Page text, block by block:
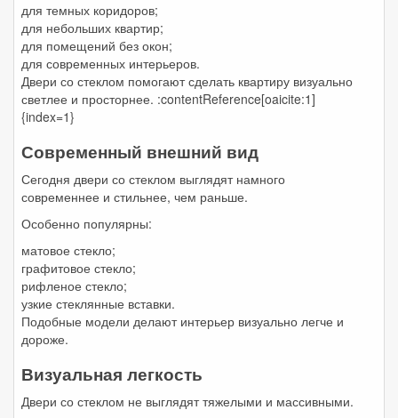
для темных коридоров;
для небольших квартир;
для помещений без окон;
для современных интерьеров.
Двери со стеклом помогают сделать квартиру визуально
светлее и просторнее. :contentReference[oaicite:1]
{index=1}
Современный внешний вид
Сегодня двери со стеклом выглядят намного
современнее и стильнее, чем раньше.
Особенно популярны:
матовое стекло;
графитовое стекло;
рифленое стекло;
узкие стеклянные вставки.
Подобные модели делают интерьер визуально легче и
дороже.
Визуальная легкость
Двери со стеклом не выглядят тяжелыми и массивными.